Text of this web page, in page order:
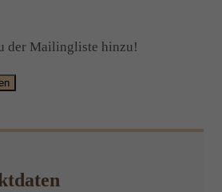
der Mailingliste hinzu!